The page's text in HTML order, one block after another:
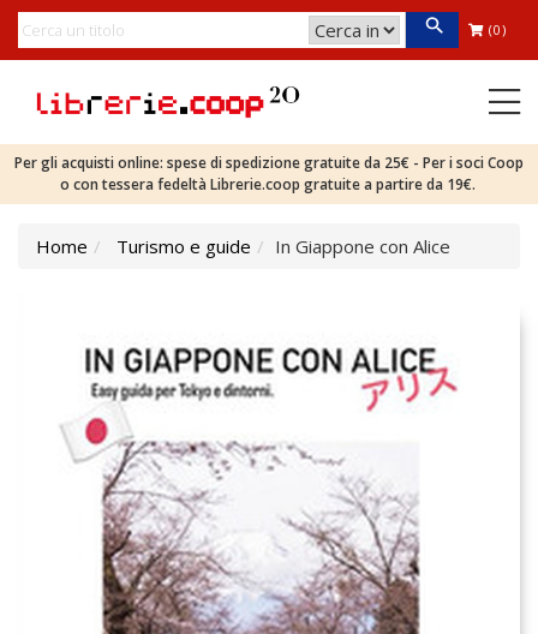
(0)
Per gli acquisti online: spese di spedizione gratuite da 25€ - Per i soci Coop
o con tessera fedeltà Librerie.coop gratuite a partire da 19€.
Home Turismo e guide In Giappone con Alice